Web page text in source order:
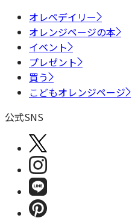
オレペデイリー
オレンジページの本
イベント
プレゼント
買う
こどもオレンジページ
公式SNS